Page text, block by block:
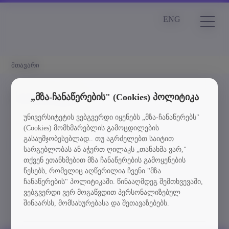
ENG
მთავარი
სიახლეები
Element is not found
სიახლეებში დაბრუნება
„მზა-ჩანაწერების" (Cookies) პოლიტიკა
უნივერსიტეტის ვებგვერდი იყენებს „მზა-ჩანაწერებს"
(Cookies) მომხმარებლის გამოცდილების
გასაუმჯობესებლად.. თუ აგრძელებთ საიტით
სარგებლობას ან აჭერთ ღილაკს „თანახმა ვარ,"
თქვენ ეთანხმებით მზა ჩანაწერების გამოყენების
წესებს, რომელიც აღწერილია ჩვენი "მზა
ჩანაწერების" პოლიტიკაში. წინააღმდეგ შემთხვევაში,
ვებგვერდი ვერ მოგაწვდით პერსონალიზებულ
შინაარსს, მომსახურებასა და შეთავაზებებს.